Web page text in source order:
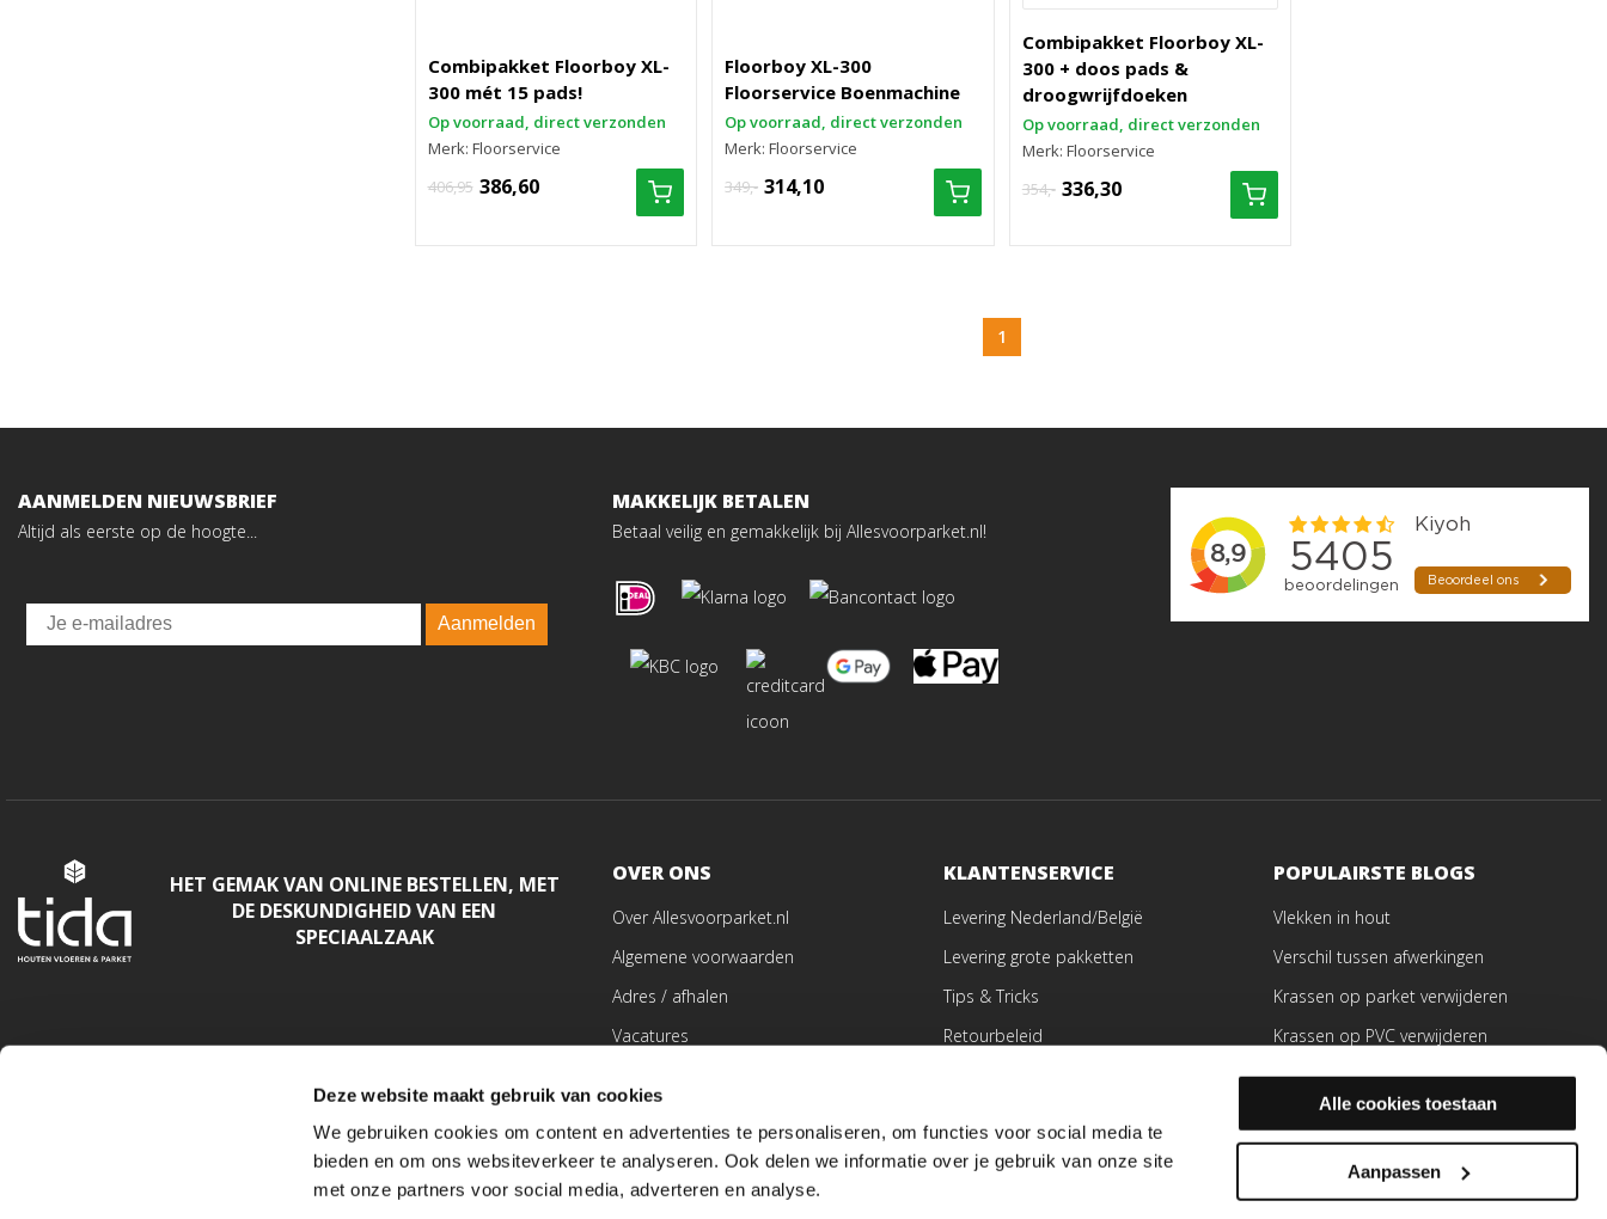
Deze website maakt gebruik van cookies
We gebruiken cookies om content en advertenties te personaliseren, om functies voor social media te
bieden en om ons websiteverkeer te analyseren. Ook delen we informatie over je gebruik van onze site
met onze partners voor social media, adverteren en analyse.
Alle cookies toestaan
Aanpassen
Combipakket Floorboy XL-
300 mét 15 pads!
Op voorraad, direct verzonden
Merk: Floorservice
406,95 386,60
Floorboy XL-300
Floorservice Boenmachine
Op voorraad, direct verzonden
Merk: Floorservice
349,- 314,10
Combipakket Floorboy XL-
300 + doos pads &
droogwrijfdoeken
Op voorraad, direct verzonden
Merk: Floorservice
354,- 336,30
1
AANMELDEN NIEUWSBRIEF
Altijd als eerste op de hoogte...
Email
Aanmelden
MAKKELIJK BETALEN
Betaal veilig en gemakkelijk bij Allesvoorparket.nl!
HET GEMAK VAN ONLINE BESTELLEN, MET
DE DESKUNDIGHEID VAN EEN
SPECIAALZAAK
OVER ONS
Over Allesvoorparket.nl
Algemene voorwaarden
Adres / afhalen
Vacatures
KLANTENSERVICE
Levering Nederland/België
Levering grote pakketten
Tips & Tricks
Retourbeleid
Vloer laten leggen
POPULAIRSTE BLOGS
Vlekken in hout
Verschil tussen afwerkingen
Krassen op parket verwijderen
Krassen op PVC verwijderen
Welke parketlijm gebruiken